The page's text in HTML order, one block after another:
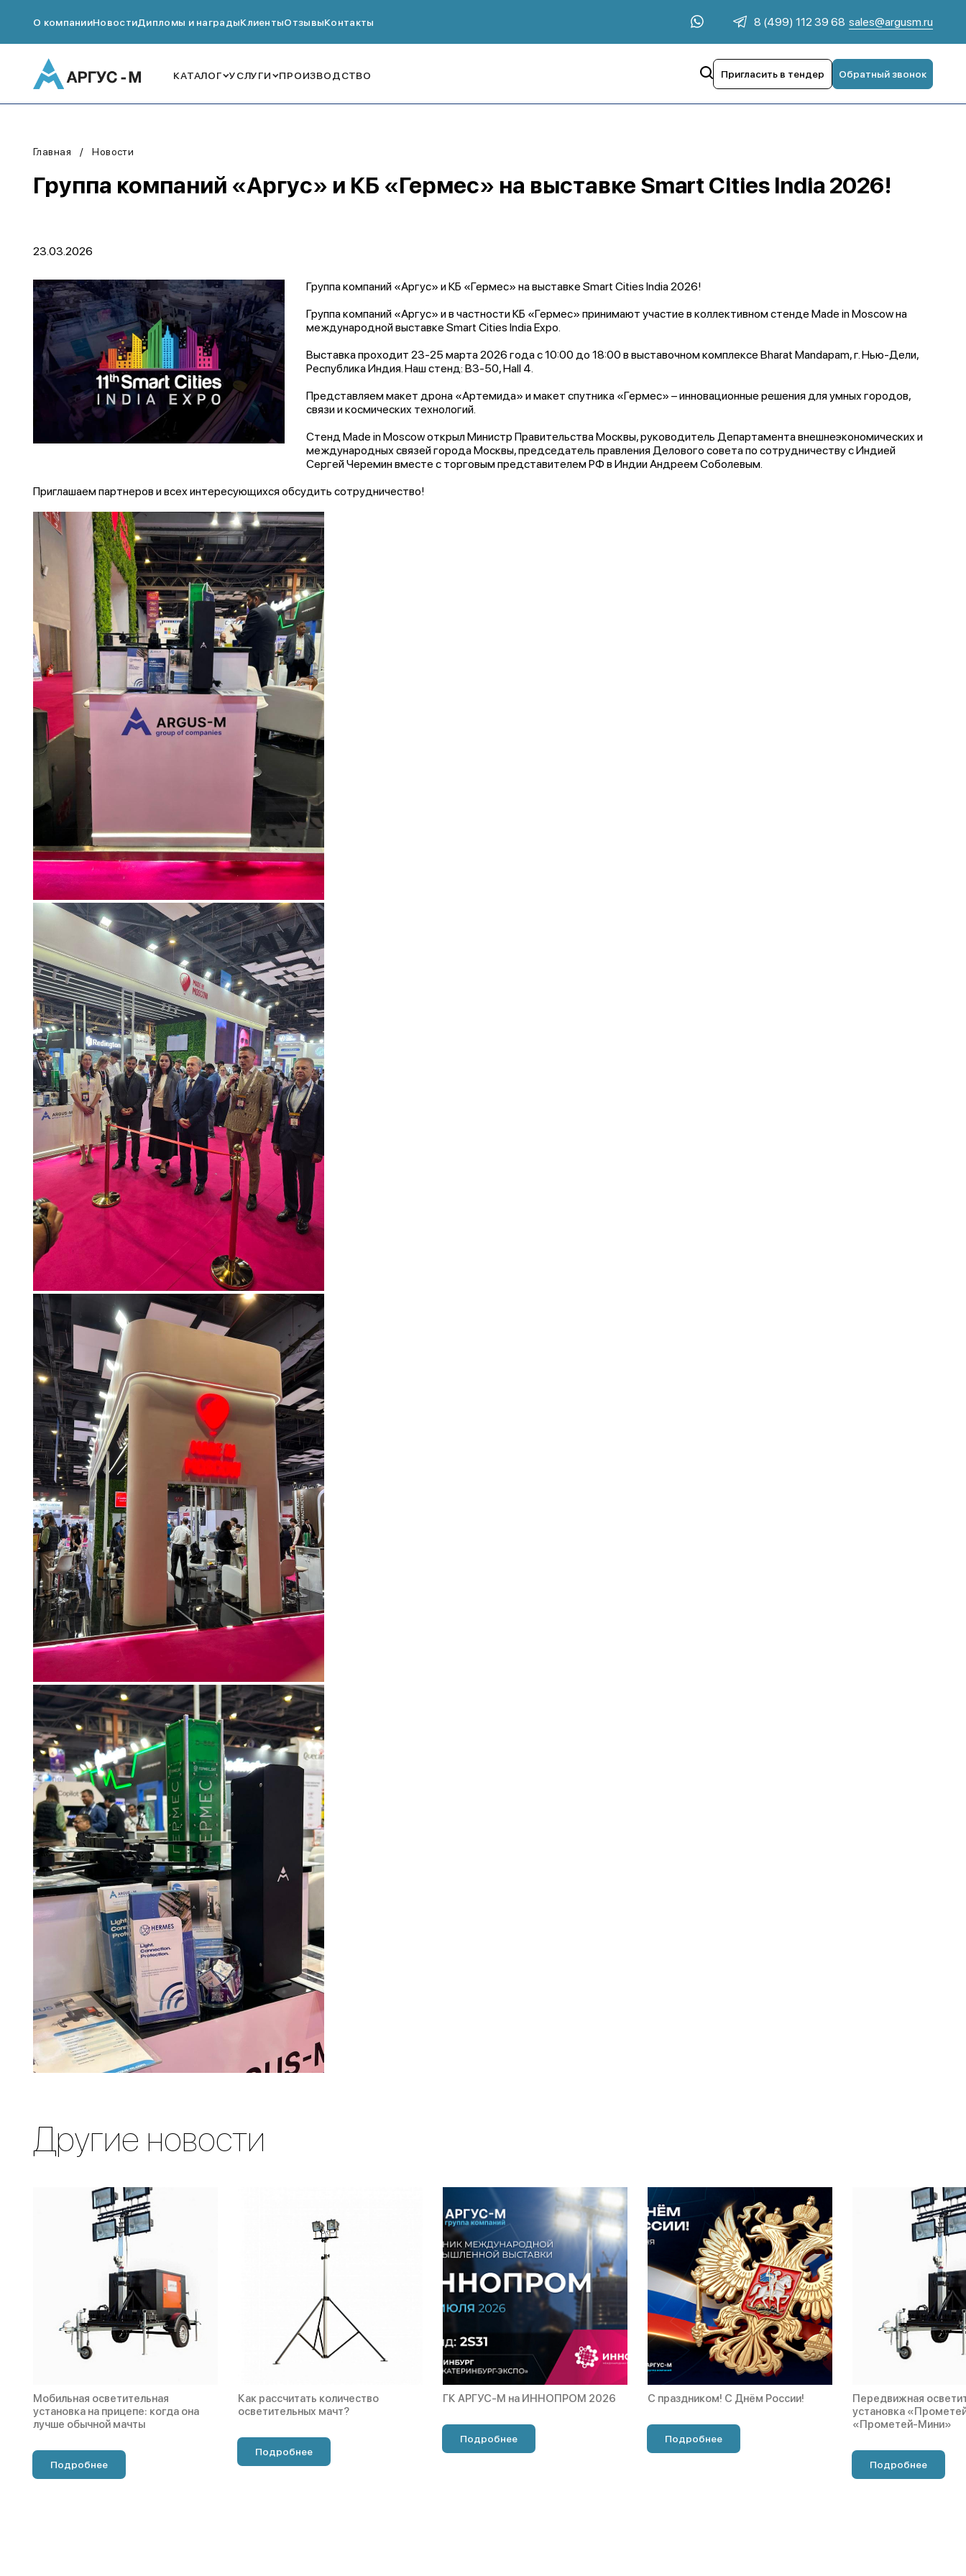
О компанииНовостиДипломы и наградыКлиентыОтзывыКонтакты 8 (499) 112 39 68 sales@argusm.ru
КАТАЛОГ УСЛУГИ ПРОИЗВОДСТВО Пригласить в тендер Обратный звонок
Главная Новости
Группа компаний «Аргус» и КБ «Гермес» на выставке Smart Cities India 2026!
23.03.2026
Группа компаний «Аргус» и КБ «Гермес» на выставке Smart Cities India 2026!
Группа компаний «Аргус» и в частности КБ «Гермес» принимают участие в коллективном стенде Made in Moscow на
международной выставке Smart Cities India Expo.
Выставка проходит 23-25 марта 2026 года с 10:00 до 18:00 в выставочном комплексе Bharat Mandapam, г. Нью-Дели,
Республика Индия. Наш стенд: B3-50, Hall 4.
Представляем макет дрона «Артемида» и макет спутника «Гермес» – инновационные решения для умных городов,
связи и космических технологий.​
Стенд Made in Moscow открыл Министр Правительства Москвы, руководитель Департамента внешнеэкономических и
международных связей города Москвы, председатель правления Делового совета по сотрудничеству с Индией
Сергей Черемин вместе с торговым представителем РФ в Индии Андреем Соболевым.​​
Приглашаем партнеров и всех интересующихся обсудить сотрудничество!
Другие новости
Мобильная осветительная
установка на прицепе: когда она
лучше обычной мачты
Подробнее
Как рассчитать количество
осветительных мачт?
Подробнее
ГК АРГУС-М на ИННОПРОМ 2026
Подробнее
С праздником! С Днём России!
Подробнее
Передвижная
установка
«Прометей-Мини»
Подробнее